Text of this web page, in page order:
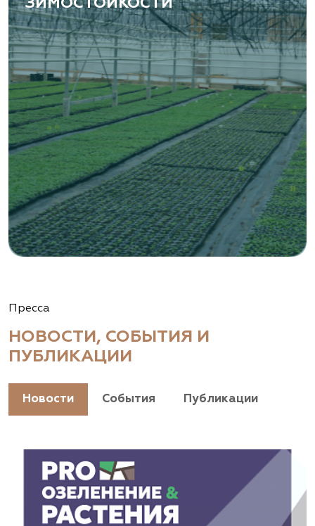
ЗИМОСТОЙКОСТИ
Пресса
НОВОСТИ, СОБЫТИЯ И
ПУБЛИКАЦИИ
Новости События Публикации